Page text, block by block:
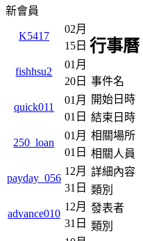
新會員
K5417
02月
15日
fishhsu2
01月
20日
quick011
01月
01日
250_loan
01月
01日
payday_056
12月
31日
advance010
12月
31日
行事曆
事件名
開始日時
結束日時
相關場所
相關人員
詳細內容
類別
發表者
類別